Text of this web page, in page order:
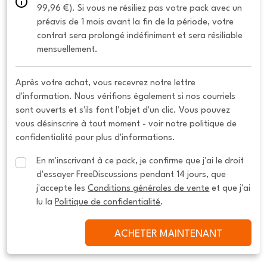
99,96 €). Si vous ne résiliez pas votre pack avec un
préavis de 1 mois avant la fin de la période, votre
contrat sera prolongé indéfiniment et sera résiliable
mensuellement.
Après votre achat, vous recevrez notre lettre
d'information. Nous vérifions également si nos courriels
sont ouverts et s'ils font l'objet d'un clic. Vous pouvez
vous désinscrire à tout moment - voir notre politique de
confidentialité pour plus d'informations.
En m'inscrivant à ce pack, je confirme que j'ai le droit
d'essayer FreeDiscussions pendant 14 jours, que
j'accepte les Conditions générales de vente et que j'ai
lu la Politique de confidentialité.
ACHETER MAINTENANT